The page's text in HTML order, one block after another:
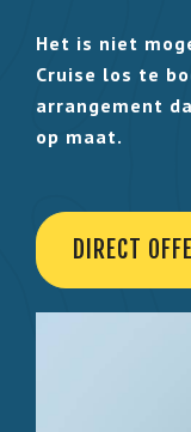
Het is niet
Cruise los te
arrangement
op maat.
DIRECT